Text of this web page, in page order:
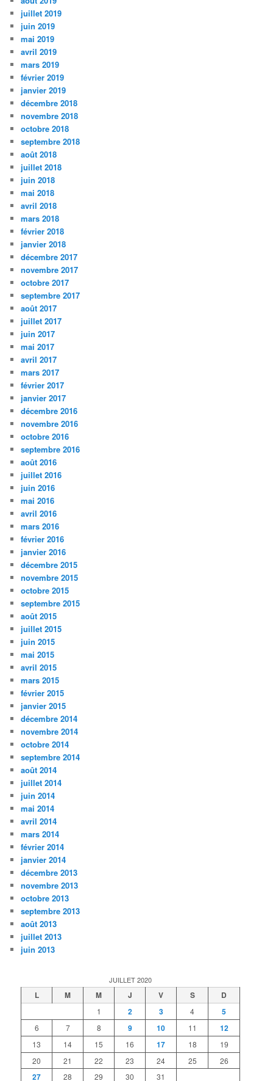
juillet 2019
juin 2019
mai 2019
avril 2019
mars 2019
février 2019
janvier 2019
décembre 2018
novembre 2018
octobre 2018
septembre 2018
août 2018
juillet 2018
juin 2018
mai 2018
avril 2018
mars 2018
février 2018
janvier 2018
décembre 2017
novembre 2017
octobre 2017
septembre 2017
août 2017
juillet 2017
juin 2017
mai 2017
avril 2017
mars 2017
février 2017
janvier 2017
décembre 2016
novembre 2016
octobre 2016
septembre 2016
août 2016
juillet 2016
juin 2016
mai 2016
avril 2016
mars 2016
février 2016
janvier 2016
décembre 2015
novembre 2015
octobre 2015
septembre 2015
août 2015
juillet 2015
juin 2015
mai 2015
avril 2015
mars 2015
février 2015
janvier 2015
décembre 2014
novembre 2014
octobre 2014
septembre 2014
août 2014
juillet 2014
juin 2014
mai 2014
avril 2014
mars 2014
février 2014
janvier 2014
décembre 2013
novembre 2013
octobre 2013
septembre 2013
août 2013
juillet 2013
juin 2013
JUILLET 2020
L M M J V S D
1 2 3 4 5
6 7 8 9 10 11 12
13 14 15 16 17 18
19
20
21 22 23 24 25 26
27 28 29 30 31